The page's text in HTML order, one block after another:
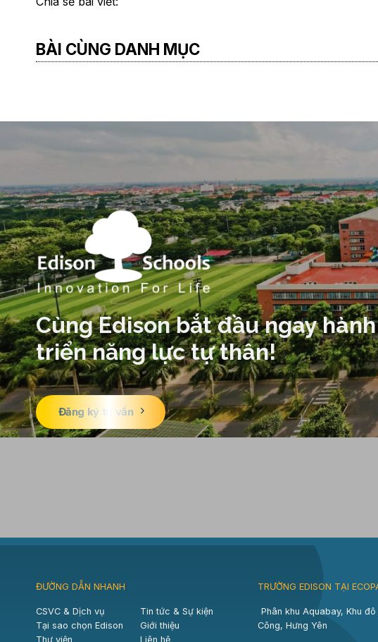
BÀI CÙNG DANH MỤC
Cùng Edison bắt đầu ngay
triển năng lực tự thân!
Đăng ký tư vấn
ĐƯỜNG DẪN NHANH
CSVC & Dịch vụ
Tin tức & Sự kiện
Tại sao chọn Edison
Giới thiệu
Thư viện
Liên hệ
TRƯỜNG EDISON TẠI
Phân khu Aquabay, Khu
Công, Hưng Yên